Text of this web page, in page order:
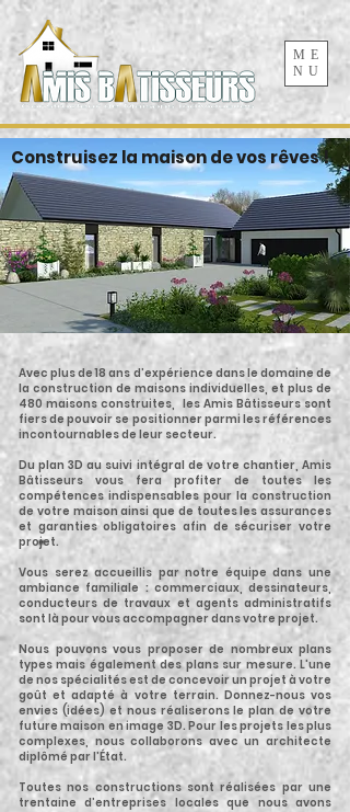
ME
NU
Construisez la maison de vos rêves !
Avec plus de 18 ans d’expérience dans le domaine de
la construction de maisons individuelles, et plus de
480 maisons construites, les Amis Bâtisseurs sont
fiers de pouvoir se positionner parmi les références
incontournables de leur secteur.
Du plan 3D au suivi intégral de votre chantier, Amis
Bâtisseurs vous fera profiter de toutes les
compétences indispensables pour la construction
de votre maison ainsi que de toutes les assurances
et garanties obligatoires afin de sécuriser votre
projet.
Vous serez accueillis par notre équipe dans une
ambiance familiale : commerciaux, dessinateurs,
conducteurs de travaux et agents administratifs
sont là pour vous accompagner dans votre projet.
Nous pouvons vous proposer de nombreux plans
types mais également des plans sur mesure. L'une
de nos spécialités est de concevoir un projet à votre
goût et adapté à votre terrain. Donnez-nous vos
envies (idées) et nous réaliserons le plan de votre
future maison en image 3D. Pour les projets les plus
complexes, nous collaborons avec un architecte
diplômé par l’État.
Toutes nos constructions sont réalisées par une
trentaine d’entreprises locales que nous avons